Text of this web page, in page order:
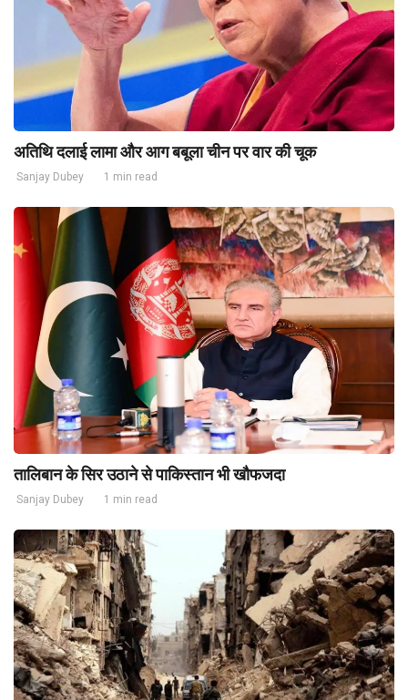
अतिथि दलाई लामा और आग बबूला चीन पर वार की चूक
Sanjay Dubey 1 min read
तालिबान के सिर उठाने से पाकिस्तान भी खौफजदा
Sanjay Dubey 1 min read